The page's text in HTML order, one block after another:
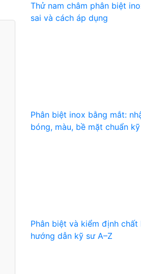
Thử nam châm phân biệt
sai và cách áp dụng
Phân biệt inox bằng mắt:
bóng, màu, bề mặt chuẩn
Phân biệt và kiểm định chất
hướng dẫn kỹ sư A–Z